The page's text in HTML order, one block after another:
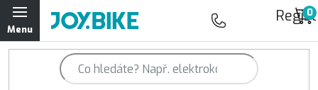
Přejít
na
obsah
Trailová kola Qayron